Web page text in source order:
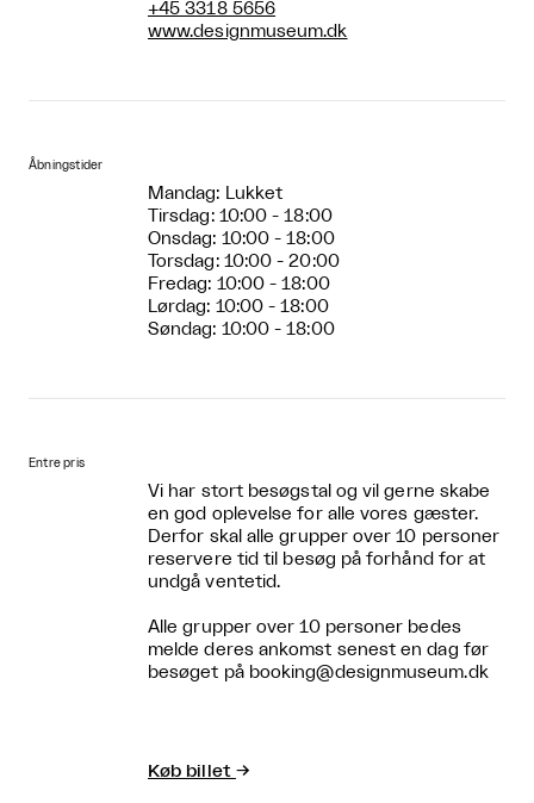
+45 3318 5656
www.designmuseum.dk
Åbningstider
Mandag: Lukket
Tirsdag: 10:00 - 18:00
Onsdag: 10:00 - 18:00
Torsdag: 10:00 - 20:00
Fredag: 10:00 - 18:00
Lørdag: 10:00 - 18:00
Søndag: 10:00 - 18:00
Entre pris
Vi har stort besøgstal og vil gerne skabe
en god oplevelse for alle vores gæster.
Derfor skal alle grupper over 10 personer
reservere tid til besøg på forhånd for at
undgå ventetid.
Alle grupper over 10 personer bedes
melde deres ankomst senest en dag før
besøget på booking@designmuseum.dk
Køb billet →